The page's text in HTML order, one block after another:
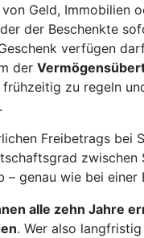
Geld, Immobilien
der Beschenkte
verfügen
der
frühzeitig zu regeln
Freibetrags bei
zwischen
– genau wie bei einer
alle zehn Jahre
. Wer also